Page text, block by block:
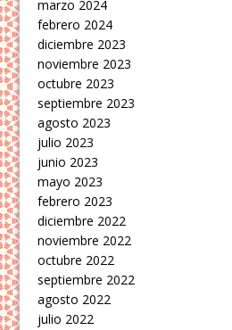
marzo 2024
febrero 2024
diciembre 2023
noviembre 2023
octubre 2023
septiembre 2023
agosto 2023
julio 2023
junio 2023
mayo 2023
febrero 2023
diciembre 2022
noviembre 2022
octubre 2022
septiembre 2022
agosto 2022
julio 2022